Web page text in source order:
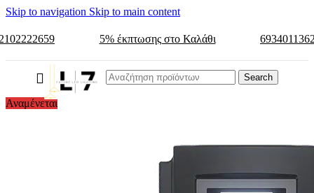
Skip to navigation Skip to main content
5% έκπτωσης στο Καλάθι
Search
Αναμένεται